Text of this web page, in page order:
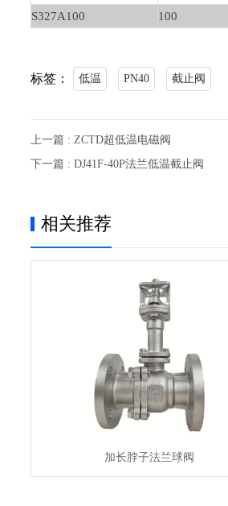
S327A100
100
标签： 低温 PN40 截止阀
上一篇 : ZCTD超低温电磁阀
下一篇 : DJ41F-40P法兰低温截止阀
相关推荐
加长脖子法兰球阀